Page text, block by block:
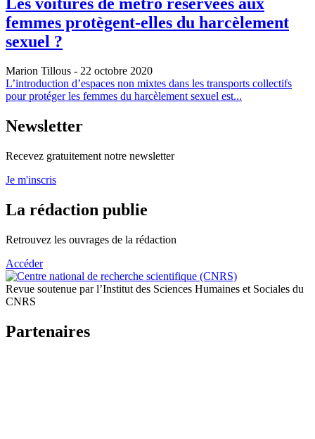
femmes protègent-elles du harcèlement
sexuel ?
Marion Tillous - 22 octobre 2020
L’introduction d’espaces non mixtes dans les transports collectifs
pour protéger les femmes du harcèlement sexuel est...
Newsletter
Recevez gratuitement notre newsletter
Je m'inscris
La rédaction publie
Retrouvez les ouvrages de la rédaction
Accéder
Revue soutenue par l’Institut des Sciences Humaines et Sociales du
CNRS
Partenaires